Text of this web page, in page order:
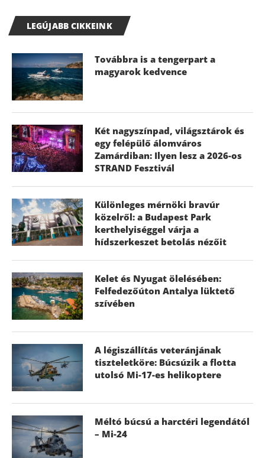
LEGÚJABB CIKKEINK
Továbbra is a tengerpart a
magyarok kedvence
Két nagyszínpad, világsztárok és
egy felépülő álomváros
Zamárdiban: Ilyen lesz a 2026-os
STRAND Fesztivál
Különleges mérnöki bravúr
közelről: a Budapest Park
kerthelyiséggel várja a
hídszerkeszet betolás nézőit
Kelet és Nyugat ölelésében:
Felfedezőúton Antalya lüktető
szívében
A légiszállítás veteránjának
tiszteletköre: Búcsúzik a flotta
utolsó Mi-17-es helikoptere
Méltó búcsú a harctéri legendától
– Mi-24